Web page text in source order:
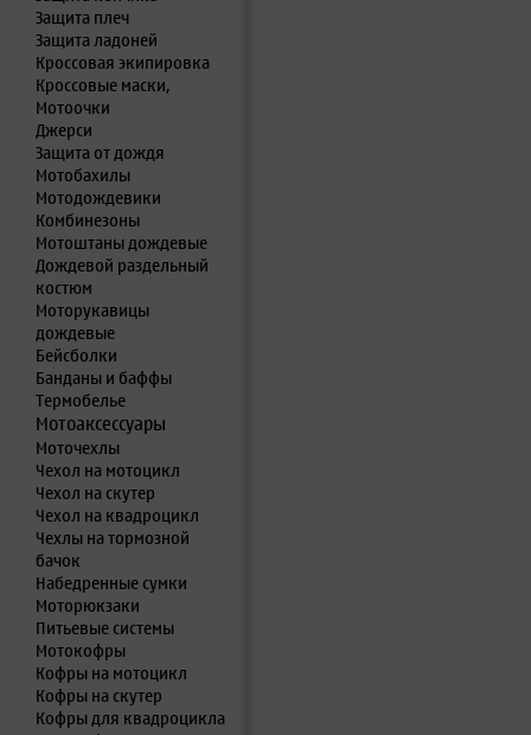
Защита плеч
Защита ладоней
Кроссовая экипировка
Кроссовые маски,
Мотоочки
Джерси
Защита от дождя
Мотобахилы
Мотодождевики
Комбинезоны
Мотоштаны дождевые
Дождевой раздельный
костюм
Моторукавицы
дождевые
Бейсболки
Банданы и баффы
Термобелье
Мотоаксессуары
Моточехлы
Чехол на мотоцикл
Чехол на скутер
Чехол на квадроцикл
Чехлы на тормозной
бачок
Набедренные сумки
Моторюкзаки
Питьевые системы
Мотокофры
Кофры на мотоцикл
Кофры на скутер
Кофры для квадроцикла